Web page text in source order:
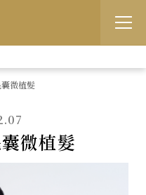
微植髮
微植髮